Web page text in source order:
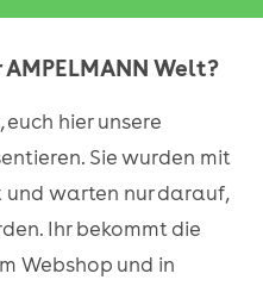
Welt?
euch hier unsere
Sie wurden mit
und warten nur darauf,
Ihr bekommt die
Webshop und in